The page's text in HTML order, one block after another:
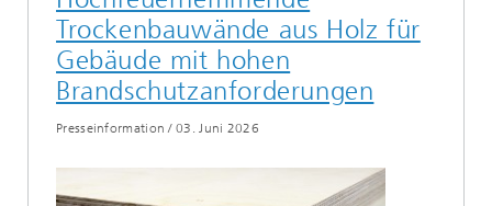
Trockenbauwände aus Holz für
Gebäude mit hohen
Brandschutzanforderungen
Presseinformation /03. Juni 2026